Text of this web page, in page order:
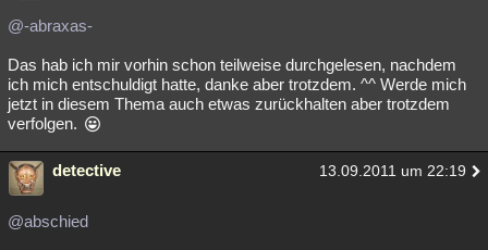
Spiritualität
Natur Umfragen Unterhaltung
weitere Rubriken
Philosophie
Astronomie Gaming Filme
Musik
@-abraxas-
Das hab ich mir vorhin schon teilweise durchgelesen, nachdem
ich mich entschuldigt hatte, danke aber trotzdem. ^^ Werde mich
jetzt in diesem Thema auch etwas zurückhalten aber trotzdem
verfolgen.
detective 13.09.2011 um 22:19
@abschied